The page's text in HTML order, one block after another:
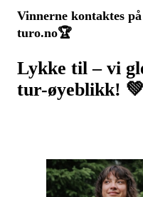
Vinnerne kontaktes
turo.no🏆
Lykke til – vi
tur-øyeblikk! 💚